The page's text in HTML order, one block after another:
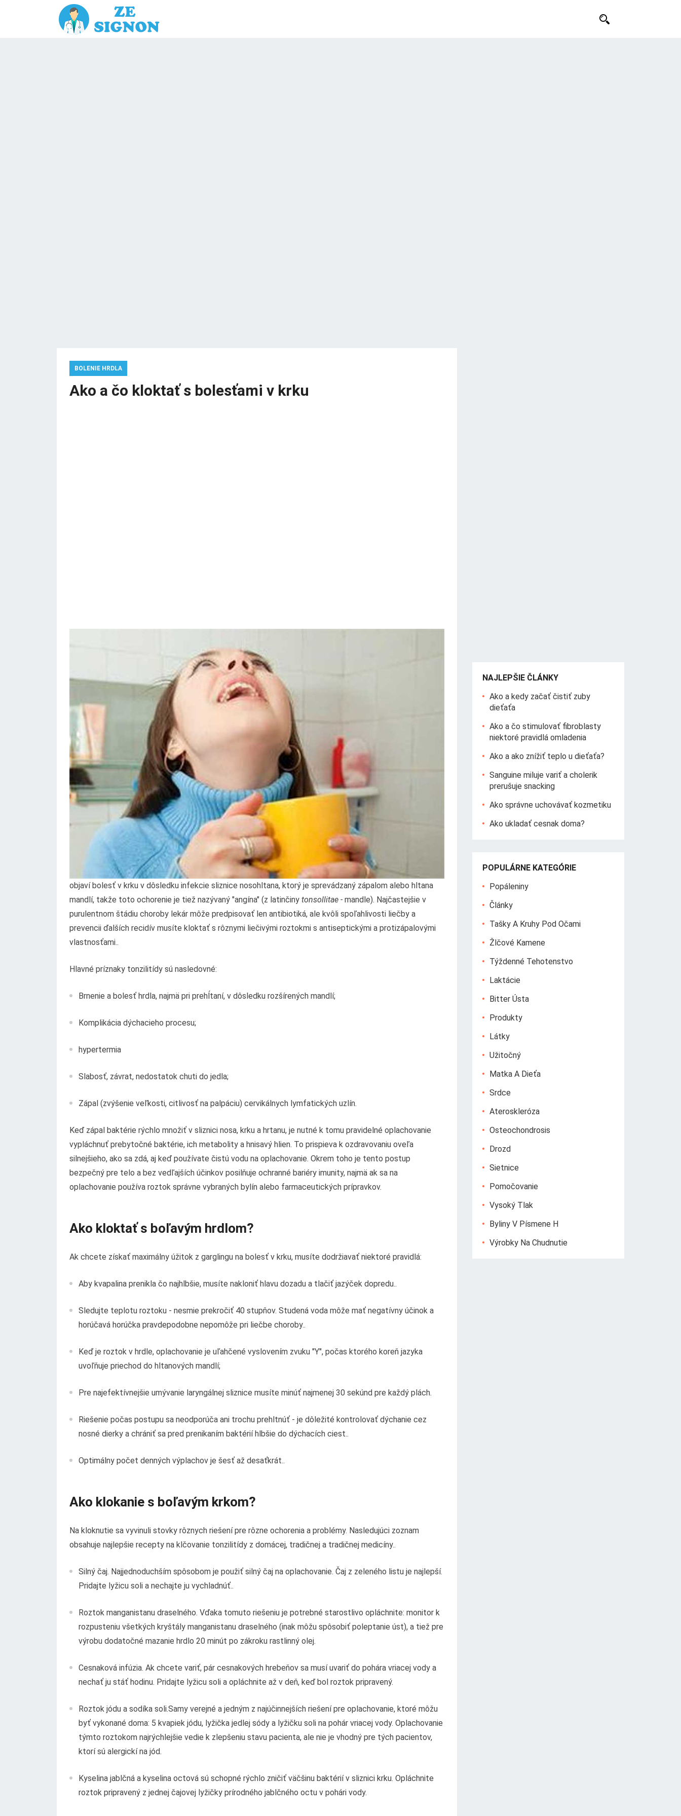
BOLENIE HRDLA
Ako a čo kloktať s bolesťami v krku
objaví bolesť v krku v dôsledku infekcie sliznice nosohltana, ktorý je sprevádzaný zápalom alebo hltana
mandlí, takže toto ochorenie je tiež nazývaný "angína" (z latinčiny tonsollitae - mandle). Najčastejšie v
purulentnom štádiu choroby lekár môže predpisovať len antibiotiká, ale kvôli spoľahlivosti liečby a
prevencii ďalších recidív musíte kloktať s rôznymi liečivými roztokmi s antiseptickými a protizápalovými
vlastnosťami..
Hlavné príznaky tonzilitídy sú nasledovné:
Brnenie a bolesť hrdla, najmä pri prehĺtaní, v dôsledku rozšírených mandlí;
Komplikácia dýchacieho procesu;
hypertermia
Slabosť, závrat, nedostatok chuti do jedla;
Zápal (zvýšenie veľkosti, citlivosť na palpáciu) cervikálnych lymfatických uzlín.
Keď zápal baktérie rýchlo množiť v sliznici nosa, krku a hrtanu, je nutné k tomu pravidelné oplachovanie
vypláchnuť prebytočné baktérie, ich metabolity a hnisavý hlien. To prispieva k ozdravovaniu oveľa
silnejšieho, ako sa zdá, aj keď používate čistú vodu na oplachovanie. Okrem toho je tento postup
bezpečný pre telo a bez vedľajších účinkov posilňuje ochranné bariéry imunity, najmä ak sa na
oplachovanie používa roztok správne vybraných bylín alebo farmaceutických prípravkov.
Ako kloktať s boľavým hrdlom?
Ak chcete získať maximálny úžitok z garglingu na bolesť v krku, musíte dodržiavať niektoré pravidlá:
Aby kvapalina prenikla čo najhlbšie, musíte nakloniť hlavu dozadu a tlačiť jazýček dopredu..
Sledujte teplotu roztoku - nesmie prekročiť 40 stupňov. Studená voda môže mať negatívny účinok a
horúčavá horúčka pravdepodobne nepomôže pri liečbe choroby..
Keď je roztok v hrdle, oplachovanie je uľahčené vyslovením zvuku "Y", počas ktorého koreň jazyka
uvoľňuje priechod do hltanových mandlí;
Pre najefektívnejšie umývanie laryngálnej sliznice musíte minúť najmenej 30 sekúnd pre každý plách.
Riešenie počas postupu sa neodporúča ani trochu prehltnúť - je dôležité kontrolovať dýchanie cez
nosné dierky a chrániť sa pred prenikaním baktérií hlbšie do dýchacích ciest..
Optimálny počet denných výplachov je šesť až desaťkrát..
Ako klokanie s boľavým krkom?
Na kloknutie sa vyvinuli stovky rôznych riešení pre rôzne ochorenia a problémy. Nasledujúci zoznam
obsahuje najlepšie recepty na klčovanie tonzilitídy z domácej, tradičnej a tradičnej medicíny..
Silný čaj. Najjednoduchším spôsobom je použiť silný čaj na oplachovanie. Čaj z zeleného listu je najlepší.
Pridajte lyžicu soli a nechajte ju vychladnúť..
Roztok manganistanu draselného. Vďaka tomuto riešeniu je potrebné starostlivo opláchnite: monitor k
rozpusteniu všetkých kryštály manganistanu draselného (inak môžu spôsobiť poleptanie úst), a tiež pre
výrobu dodatočné mazanie hrdlo 20 minút po zákroku rastlinný olej.
Cesnaková infúzia. Ak chcete variť, pár cesnakových hrebeňov sa musí uvariť do pohára vriacej vody a
nechať ju stáť hodinu. Pridajte lyžicu soli a opláchnite až v deň, keď bol roztok pripravený.
Roztok jódu a sodíka soli.Samy verejné a jedným z najúčinnejších riešení pre oplachovanie, ktoré môžu
byť vykonané doma: 5 kvapiek jódu, lyžička jedlej sódy a lyžičku soli na pohár vriacej vody. Oplachovanie
týmto roztokom najrýchlejšie vedie k zlepšeniu stavu pacienta, ale nie je vhodný pre tých pacientov,
ktorí sú alergickí na jód.
Kyselina jablčná a kyselina octová sú schopné rýchlo zničiť väčšinu baktérií v sliznici krku. Opláchnite
roztok pripravený z jednej čajovej lyžičky prírodného jablčného octu v pohári vody.
NAJLEPŠIE ČLÁNKY
Ako a kedy začať čistiť zuby
dieťaťa
Ako a čo stimulovať fibroblasty
niektoré pravidlá omladenia
Ako a ako znížiť teplo u dieťaťa?
Sanguine miluje variť a cholerik
prerušuje snacking
Ako správne uchovávať kozmetiku
Ako ukladať cesnak doma?
POPULÁRNE KATEGÓRIE
Popáleniny
Články
Tašky A Kruhy Pod Očami
Žlčové Kamene
Týždenné Tehotenstvo
Laktácie
Bitter Ústa
Produkty
Látky
Užitočný
Matka A Dieťa
Srdce
Ateroskleróza
Osteochondrosis
Drozd
Sietnice
Pomočovanie
Vysoký Tlak
Byliny V Písmene H
Výrobky Na Chudnutie